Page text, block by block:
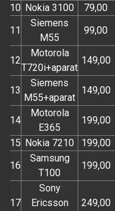
10 Nokia 3100 79,00
11
Siemens
M55
99,00
12
Motorola
T720i+aparat
149,00
13
Siemens
M55+aparat
149,00
14
Motorola
E365
199,00
15 Nokia 7210 199,00
16
Samsung
T100
199,00
17
Sony
Ericsson
249,00